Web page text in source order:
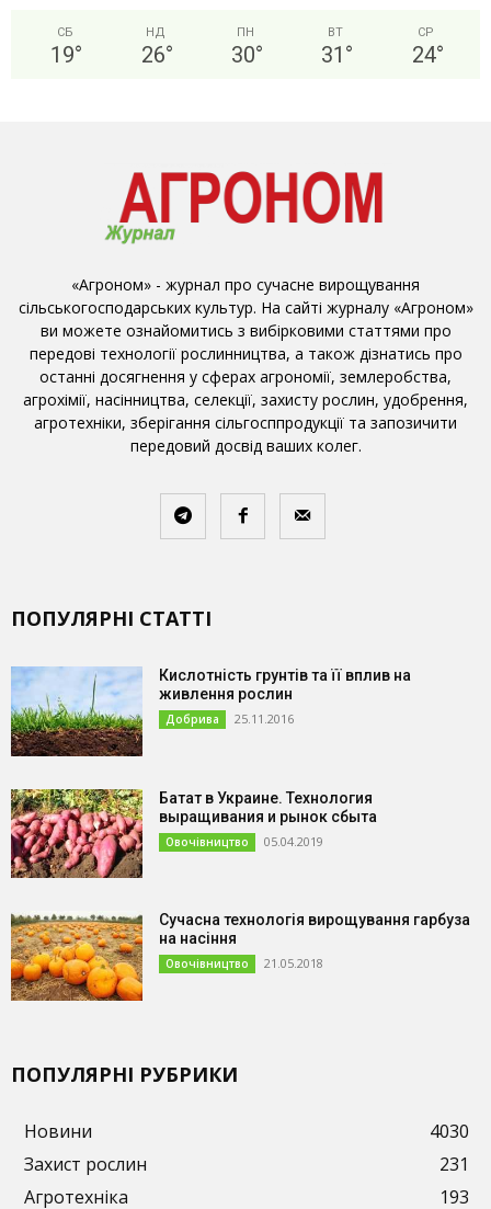
СБ
19°
НД
26°
ПН
30°
ВТ
31 °
СР
24°
«Агроном» - журнал про сучасне вирощування
сільськогосподарських культур. На сайті журналу «Агроном»
ви можете ознайомитись з вибірковими статтями про
передові технології рослинництва, а також дізнатись про
останні досягнення у сферах агрономії, землеробства,
агрохімії, насінництва, селекції, захисту рослин, удобрення,
агротехніки, зберігання сільгосппродукції та запозичити
передовий досвід ваших колег.
ПОПУЛЯРНІ СТАТТІ
Кислотність грунтів та її вплив на
живлення рослин
Добрива 25.11.2016
Батат в Украине. Технология
выращивания и рынок сбыта
Овочівництво 05.04.2019
Сучасна технологія вирощування гарбуза
на насіння
Овочівництво 21.05.2018
ПОПУЛЯРНІ РУБРИКИ
Новини
4030
Захист рослин
231
Агротехніка
193